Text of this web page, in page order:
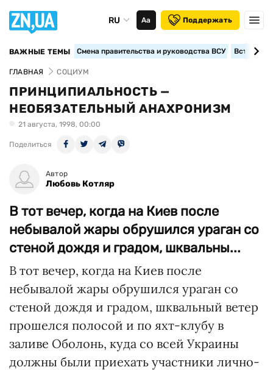
RU Аа Поддержать
ВАЖНЫЕ ТЕМЫ Смена правительства и руководства ВСУ
ГЛАВНАЯ СОЦИУМ
ПРИНЦИПИАЛЬНОСТЬ —
НЕОБЯЗАТЕЛЬНЫЙ АНАХРОНИЗМ
21 августа, 1998, 00:00
Поделиться
Автор
Любовь Котляр
В тот вечер, когда на Киев после
небывалой жары обрушился ураган со
стеной дождя и градом, шквальны...
В тот вечер, когда на Киев после
небывалой жары обрушился ураган со
стеной дождя и градом, шквальный ветер
прошелся полосой и по яхт-клубу в
заливе Оболонь, куда со всей Украины
должны были приехать участники лично-